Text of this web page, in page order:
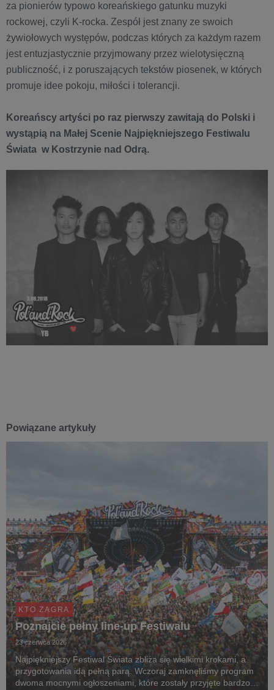
za pionierów typowo koreańskiego gatunku muzyki
rockowej, czyli K-rocka. Zespół jest znany ze swoich
żywiołowych występów, podczas których za każdym razem
jest entuzjastycznie przyjmowany przez wielotysięczną
publiczność, i z poruszających tekstów piosenek, w których
promuje idee pokoju, miłości i tolerancji.
Koreańscy artyści po raz pierwszy zawitają do Polski i
wystąpią na Małej Scenie Najpiękniejszego Festiwalu
Świata w Kostrzynie nad Odrą.
Powiązane artykuły
KTO ZAGRA
Poznajcie pełny line-up Festiwalu
23 czerwca 2026
Najpiękniejszy Festiwal Świata zbliża się wielkimi krokami, a
przygotowania idą pełną parą. Wczoraj zamknęliśmy program
dwoma mocnymi ogłoszeniami, które zostały przyjęte bardzo